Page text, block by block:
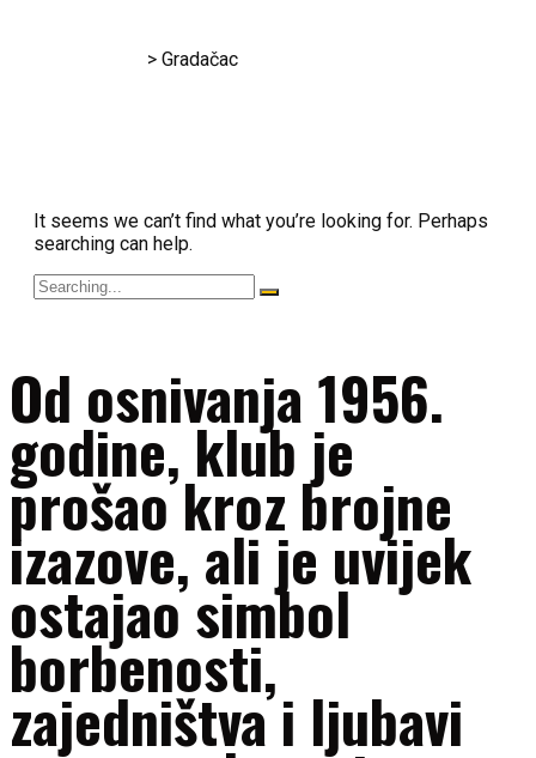
> Gradačac
It seems we can’t find what you’re looking for. Perhaps
searching can help.
Search
for:
Od osnivanja 1956.
godine, klub je
prošao kroz brojne
izazove, ali je uvijek
ostajao simbol
borbenosti,
zajedništva i ljubavi